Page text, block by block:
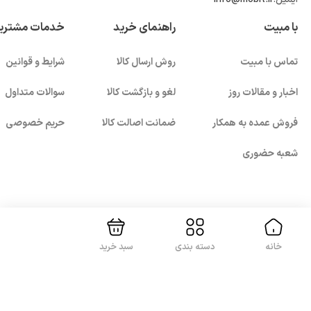
داشته باشید.
با مبیت
تماس با مبیت
اخبار و مقالات روز
فروش عمده به همکار
شعبه حضوری
راهنمای خرید
روش ارسال کالا
لغو و بازگشت کالا
ضمانت اصالت کالا
خدمات
شرایط و قوانین
سوالات متداول
حریم خصوصی
با ما همراه باشید
خانه دسته بندی سبد خرید